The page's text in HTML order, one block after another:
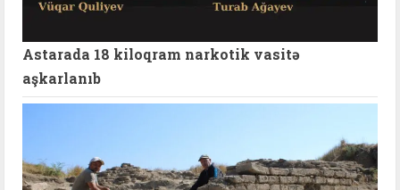
Astarada 18 kiloqram narkotik vasitə
aşkarlanıb